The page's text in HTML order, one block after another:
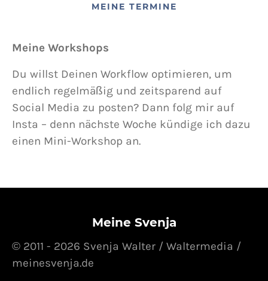
MEINE TERMINE
Meine Workshops
Du willst Deinen Workflow optimieren, um
endlich regelmäßig und zeitsparend auf
Social Media zu posten? Dann folg mir auf
Insta – denn nächste Woche kündige ich dazu
einen Mini-Workshop an.
Meine Svenja
© 2011 - 2026 Svenja Walter / Waltermedia /
meinesvenja.de